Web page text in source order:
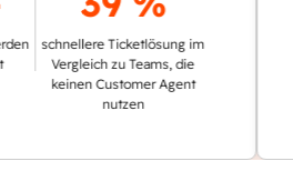
schnellere Ticketlösung im
Vergleich zu Teams, die
keinen Customer Agent
nutzen